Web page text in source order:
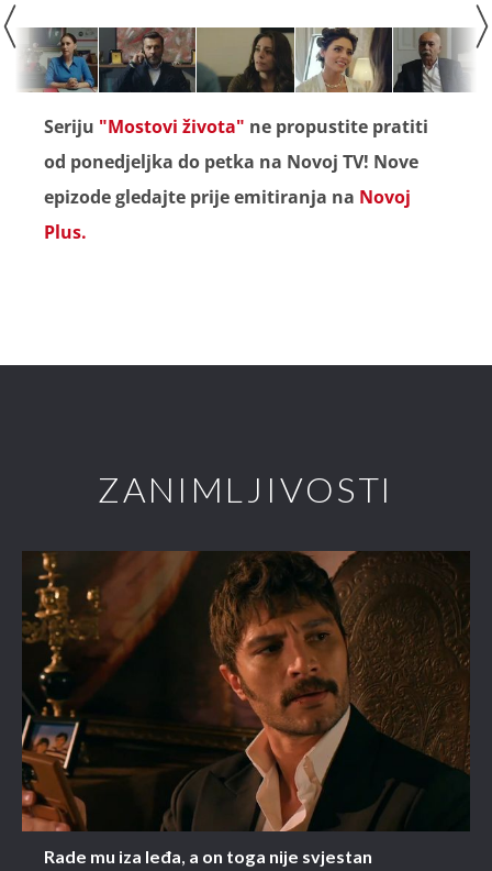
Seriju "Mostovi života" ne propustite pratiti
od ponedjeljka do petka na Novoj TV! Nove
epizode gledajte prije emitiranja na Novoj
Plus.
ZANIMLJIVOSTI
Rade mu iza leđa, a on toga nije svjestan